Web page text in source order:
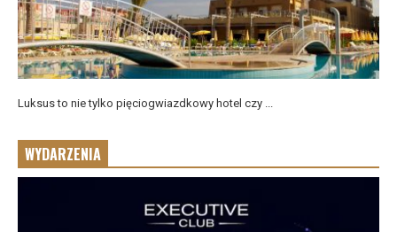
Luksus to nie tylko pięciogwiazdkowy hotel czy ...
WYDARZENIA